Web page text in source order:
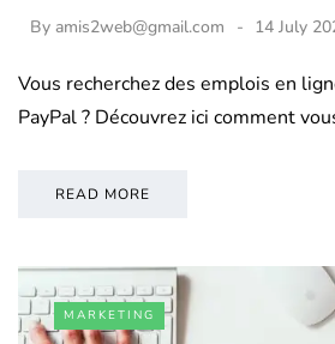
By amis2web@gmail.com 14 July
Vous recherchez des emplois en
PayPal ? Découvrez ici comment
READ MORE
MARKETING